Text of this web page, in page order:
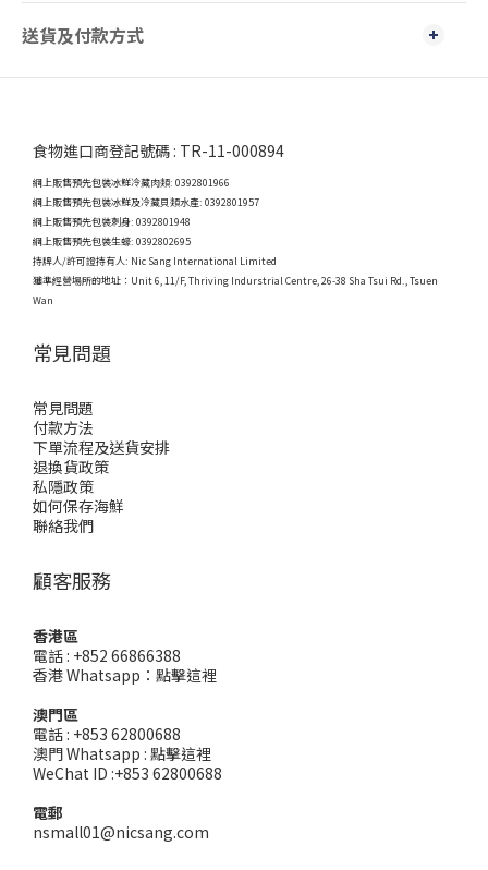
送貨及付款方式
食物進口商登記號碼 : TR-11-000894
網上販售預先包裝冰鮮冷藏肉類: 0392801966
網上販售預先包裝冰鮮及冷藏貝類水產: 0392801957
網上販售預先包裝刺身: 0392801948
網上販售預先包裝生蠔: 0392802695
持牌人/許可證持有人: Nic Sang International Limited
獲準經營場所的地址： Unit 6, 11/F, Thriving Indurstrial Centre, 26-38 Sha Tsui Rd., Tsuen
Wan
常見問題
常見問題
付款方法
下單流程及送貨安排
退換貨政策
私隱政策
如何保存海鮮
聯絡我們
顧客服務
香港區
電話 : +852 66866388
香港 Whatsapp： 點擊這裡
澳門區
電話 : +853 62800688
澳門 Whatsapp : 點擊這裡
WeChat ID :+853 62800688
電郵
nsmall01@nicsang.com